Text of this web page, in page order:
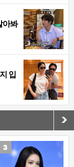
아봐
입